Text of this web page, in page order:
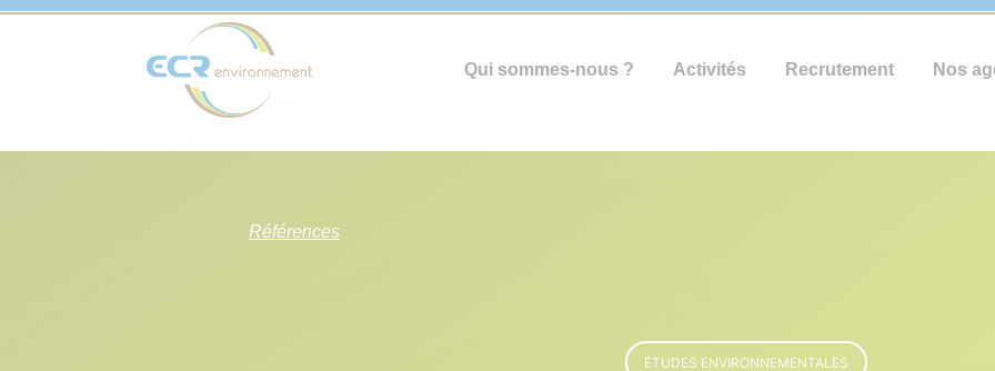
Qui sommes-nous ? Activités Recrutement Nos
Références
ÉTUDES ENVIRONNEMENTALES